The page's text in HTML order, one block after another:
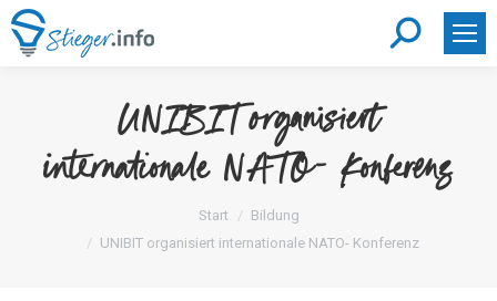
Search:
UNIBIT organisiert
internationale NATO- Konferenz
Sie befinden sich hier:Start
Bildung
UNIBIT organisiert internationale NATO- Konferenz